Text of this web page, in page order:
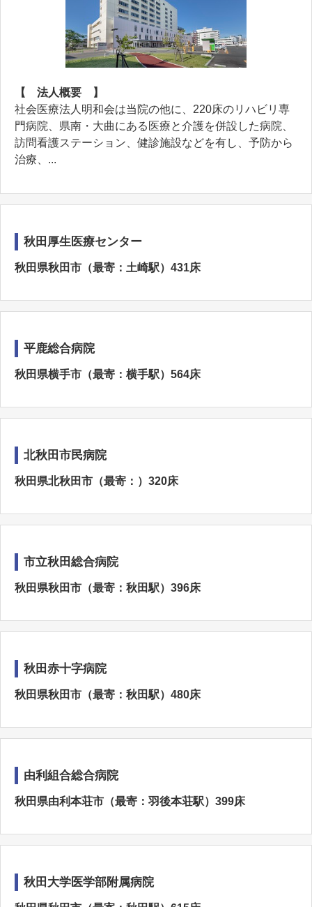
【 法人概要 】
社会医療法人明和会は当院の他に、220床のリハビリ専
門病院、県南・大曲にある医療と介護を併設した病院、
訪問看護ステーション、健診施設などを有し、予防から
治療、...
秋田厚生医療センター
秋田県秋田市（最寄：土崎駅）431床
平鹿総合病院
秋田県横手市（最寄：横手駅）564床
北秋田市民病院
秋田県北秋田市（最寄：）320床
市立秋田総合病院
秋田県秋田市（最寄：秋田駅）396床
秋田赤十字病院
秋田県秋田市（最寄：秋田駅）480床
由利組合総合病院
秋田県由利本荘市（最寄：羽後本荘駅）399床
秋田大学医学部附属病院